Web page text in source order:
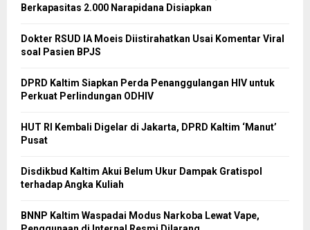
Berkapasitas 2.000 Narapidana Disiapkan
Dokter RSUD IA Moeis Diistirahatkan Usai Komentar Viral
soal Pasien BPJS
DPRD Kaltim Siapkan Perda Penanggulangan HIV untuk
Perkuat Perlindungan ODHIV
HUT RI Kembali Digelar di Jakarta, DPRD Kaltim ‘Manut’
Pusat
Disdikbud Kaltim Akui Belum Ukur Dampak Gratispol
terhadap Angka Kuliah
BNNP Kaltim Waspadai Modus Narkoba Lewat Vape,